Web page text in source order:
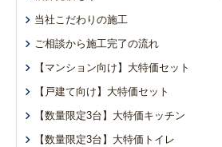
当社こだわりの施工
ご相談から施工完了の流れ
【マンション向け】大特価セット
【戸建て向け】大特価セット
【数量限定3台】大特価キッチン
【数量限定3台】大特価トイレ